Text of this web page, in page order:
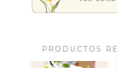
PRODUCTOS